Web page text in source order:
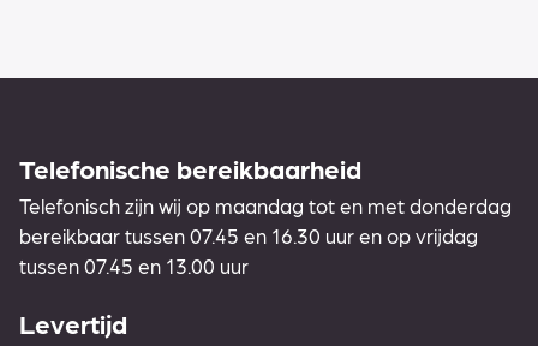
Telefonische bereikbaarheid
Telefonisch zijn wij op maandag tot en met donderdag
bereikbaar tussen 07.45 en 16.30 uur en op vrijdag
tussen 07.45 en 13.00 uur
Levertijd